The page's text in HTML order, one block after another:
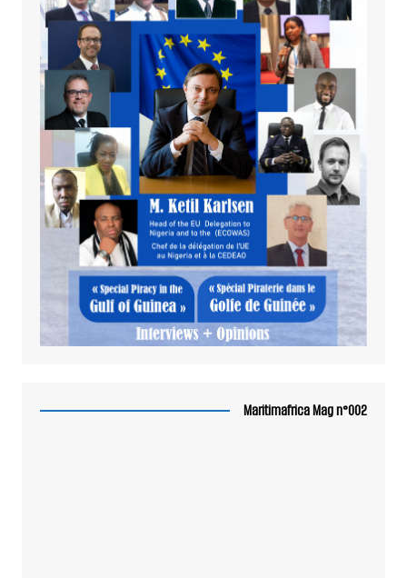
Maritimafrica Mag n°002